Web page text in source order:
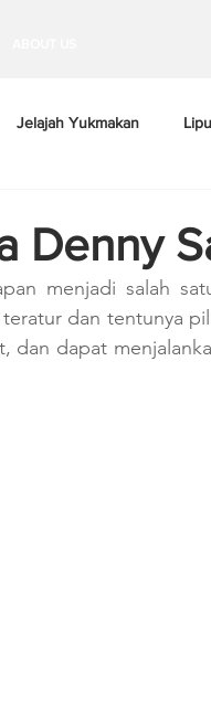
Jelajah Yukmakan
Denny
menjadi salah
dan tentunya
dan dapat